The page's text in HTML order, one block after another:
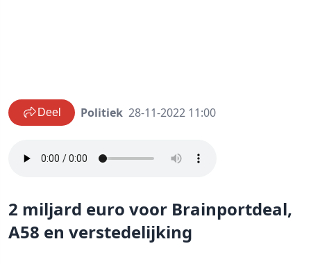
Deel Politiek 28-11-2022 11:00
2 miljard euro voor Brainportdeal,
A58 en verstedelijking